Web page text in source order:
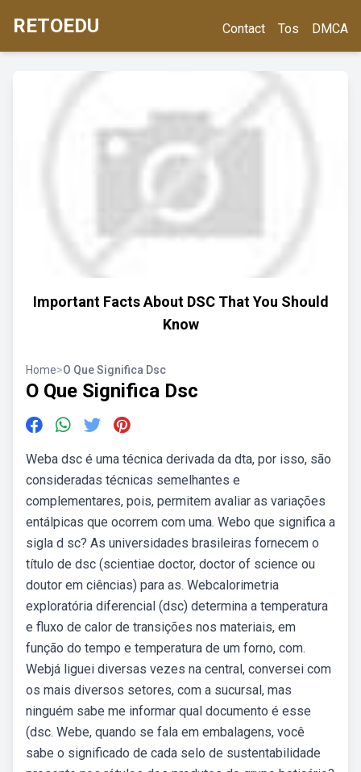
RETOEDU Contact Tos DMCA
Important Facts About DSC That You Should
Know
Home>O Que Significa Dsc
O Que Significa Dsc
Weba dsc é uma técnica derivada da dta, por isso, são
consideradas técnicas semelhantes e
complementares, pois, permitem avaliar as variações
entálpicas que ocorrem com uma. Webo que significa a
sigla d sc? As universidades brasileiras fornecem o
título de dsc (scientiae doctor, doctor of science ou
doutor em ciências) para as. Webcalorimetria
exploratória diferencial (dsc) determina a temperatura
e fluxo de calor de transições nos materiais, em
função do tempo e temperatura de um forno, com.
Webjá liguei diversas vezes na central, conversei com
os mais diversos setores, com a sucursal, mas
ninguém sabe me informar qual documento é esse
(dsc. Webe, quando se fala em embalagens, você
sabe o significado de cada selo de sustentabilidade